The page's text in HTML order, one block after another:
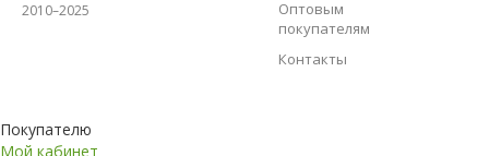
2010–2025
Оптовым
покупателям
Контакты
Покупателю
Мой кабинет